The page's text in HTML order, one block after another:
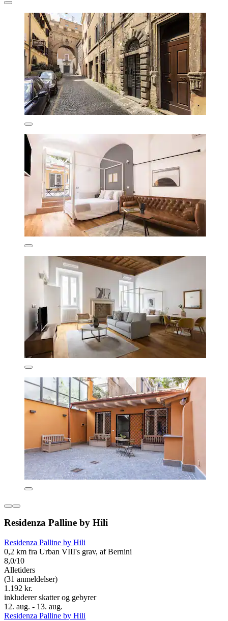
Residenza Palline by Hili
Residenza Palline by Hili
0,2 km fra Urban VIII's grav, af Bernini
8,0/10
Alletiders
(31 anmeldelser)
1.192 kr.
inkluderer skatter og gebyrer
12. aug. - 13. aug.
Residenza Palline by Hili